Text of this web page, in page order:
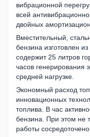
вибрационной
всей
двойных
Вместительный,
бензина изготовлен
содержит 25 литров
часов генерирования
средней нагрузке.
Экономный расход
инновационных
топлива. В час
бензина. При этом не
работы